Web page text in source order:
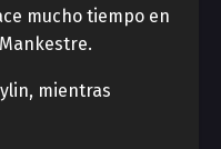
mucho tiempo en
mientras